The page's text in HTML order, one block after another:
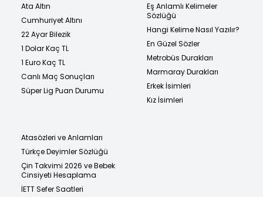
Ata Altın
Cumhuriyet Altını
22 Ayar Bilezik
1 Dolar Kaç TL
1 Euro Kaç TL
Canlı Maç Sonuçları
Süper Lig Puan Durumu
Eş Anlamlı Kelimeler
Sözlüğü
Hangi Kelime Nasıl Yazılır?
En Güzel Sözler
Metrobüs Durakları
Marmaray Durakları
Erkek İsimleri
Kız İsimleri
Atasözleri ve Anlamları
Türkçe Deyimler Sözlüğü
Çin Takvimi 2026 ve Bebek
Cinsiyeti Hesaplama
İETT Sefer Saatleri